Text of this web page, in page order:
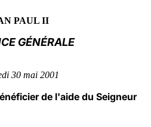
PAUL II
GÉNÉRALE
30 mai 2001
de l'aide du Seigneur